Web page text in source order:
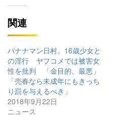
関連
バナナマン日村、16歳少女と
の淫行 ヤフコメでは被害女
性を批判 「金目的、最悪」
「売春なら未成年にもきっち
り罰を与えるべき」
2018年9月22日
ニュース